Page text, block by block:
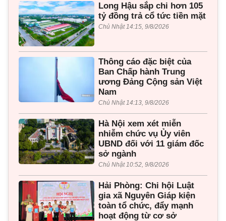
Long Hậu sắp chi hơn 105
tỷ đồng trả cổ tức tiền mặt
Chủ Nhật 14:15, 9/8/2026
Thông cáo đặc biệt của
Ban Chấp hành Trung
ương Đảng Cộng sản Việt
Nam
Chủ Nhật 14:13, 9/8/2026
Hà Nội xem xét miễn
nhiễm chức vụ Ủy viên
UBND đối với 11 giám đốc
sở ngành
Chủ Nhật 10:52, 9/8/2026
Hải Phòng: Chi hội Luật
gia xã Nguyên Giáp kiện
toàn tổ chức, đẩy mạnh
hoạt động từ cơ sở